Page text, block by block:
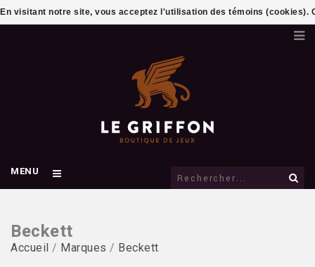
MENU
Beckett
Accueil / Marques / Beckett
En visitant notre site, vous acceptez l'utilisation des témoins